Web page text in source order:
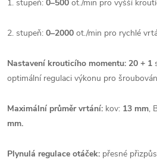
1. stupeň: 0–500 ot./min pro vyšší
2. stupeň: 0–2000 ot./min pro rychlé
Nastavení krouticího momentu: 20 + 1
optimální regulaci výkonu pro
Maximální průměr vrtání: kov: 13 mm,
mm.
Plynulá regulace otáček: přesné